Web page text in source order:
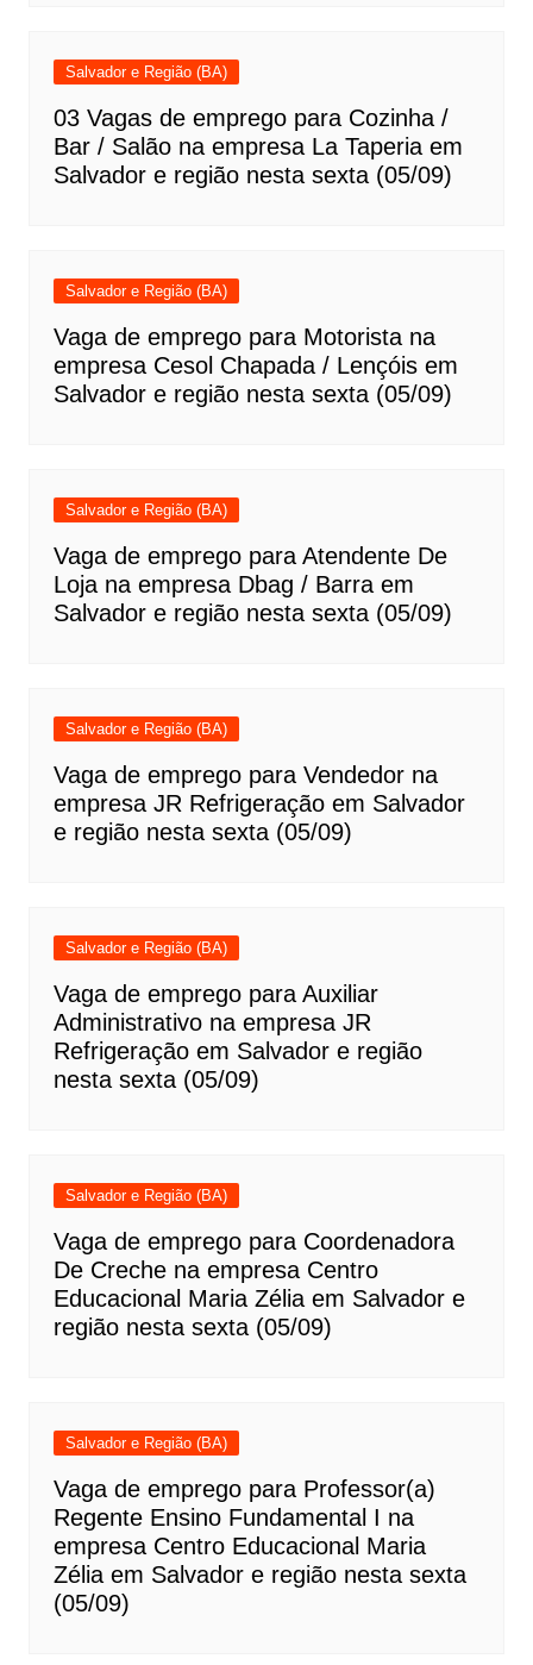
Salvador e Região (BA)
03 Vagas de emprego para Cozinha /
Bar / Salão na empresa La Taperia em
Salvador e região nesta sexta (05/09)
Salvador e Região (BA)
Vaga de emprego para Motorista na
empresa Cesol Chapada / Lençóis em
Salvador e região nesta sexta (05/09)
Salvador e Região (BA)
Vaga de emprego para Atendente De
Loja na empresa Dbag / Barra em
Salvador e região nesta sexta (05/09)
Salvador e Região (BA)
Vaga de emprego para Vendedor na
empresa JR Refrigeração em Salvador
e região nesta sexta (05/09)
Salvador e Região (BA)
Vaga de emprego para Auxiliar
Administrativo na empresa JR
Refrigeração em Salvador e região
nesta sexta (05/09)
Salvador e Região (BA)
Vaga de emprego para Coordenadora
De Creche na empresa Centro
Educacional Maria Zélia em Salvador e
região nesta sexta (05/09)
Salvador e Região (BA)
Vaga de emprego para Professor(a)
Regente Ensino Fundamental I na
empresa Centro Educacional Maria
Zélia em Salvador e região nesta sexta
(05/09)